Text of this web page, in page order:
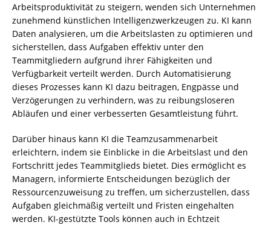
Arbeitsproduktivität zu steigern, wenden sich Unternehmen
zunehmend künstlichen Intelligenzwerkzeugen zu. KI kann
Daten analysieren, um die Arbeitslasten zu optimieren und
sicherstellen, dass Aufgaben effektiv unter den
Teammitgliedern aufgrund ihrer Fähigkeiten und
Verfügbarkeit verteilt werden. Durch Automatisierung
dieses Prozesses kann KI dazu beitragen, Engpässe und
Verzögerungen zu verhindern, was zu reibungsloseren
Abläufen und einer verbesserten Gesamtleistung führt.
Darüber hinaus kann KI die Teamzusammenarbeit
erleichtern, indem sie Einblicke in die Arbeitslast und den
Fortschritt jedes Teammitglieds bietet. Dies ermöglicht es
Managern, informierte Entscheidungen bezüglich der
Ressourcenzuweisung zu treffen, um sicherzustellen, dass
Aufgaben gleichmäßig verteilt und Fristen eingehalten
werden. KI-gestützte Tools können auch in Echtzeit